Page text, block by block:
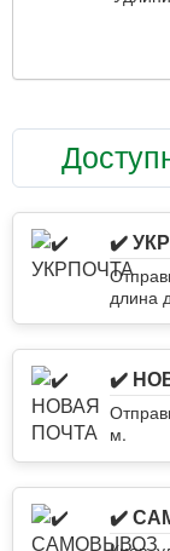
✔️
длина
✔️
м.
✔️